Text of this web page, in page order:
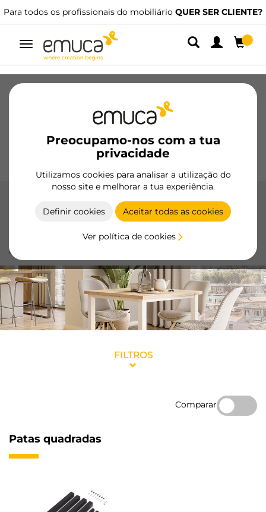
Para todos os profissionais do mobiliário QUER SER CLIENTE?
Alternar
navegação
Preocupamo-nos com a tua
privacidade
Utilizamos cookies para analisar a utilização do
nosso site e melhorar a tua experiência.
Definir cookies Aceitar todas as cookies
Ver política de cookies
Dobradiças
Cozinha Montagem
Puxadores Bases Expositores
Patas quadradas
e robustez, oferecendo estabilidade e estilo a qualquer
mesa.
FILTROS
Comparar
Patas quadradas